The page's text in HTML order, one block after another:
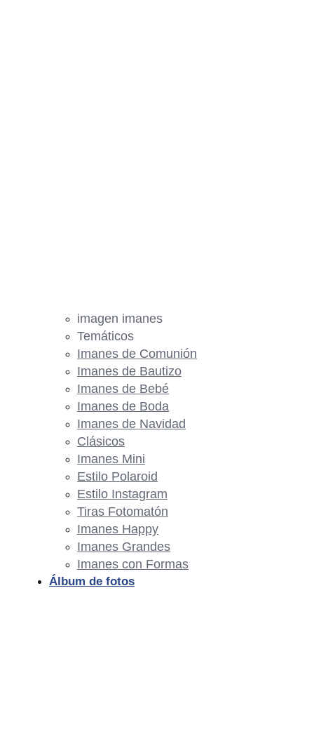
imagen imanes
Temáticos
Imanes de Comunión
Imanes de Bautizo
Imanes de Bebé
Imanes de Boda
Imanes de Navidad
Clásicos
Imanes Mini
Estilo Polaroid
Estilo Instagram
Tiras Fotomatón
Imanes Happy
Imanes Grandes
Imanes con Formas
Álbum de fotos